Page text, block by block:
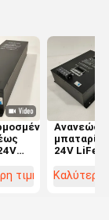
τιμή
μπαταρία
24V
ασφαλή
Καλύτερη